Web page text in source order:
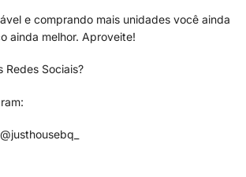
e comprando mais unidades você ainda
ainda melhor. Aproveite!
Redes Sociais?